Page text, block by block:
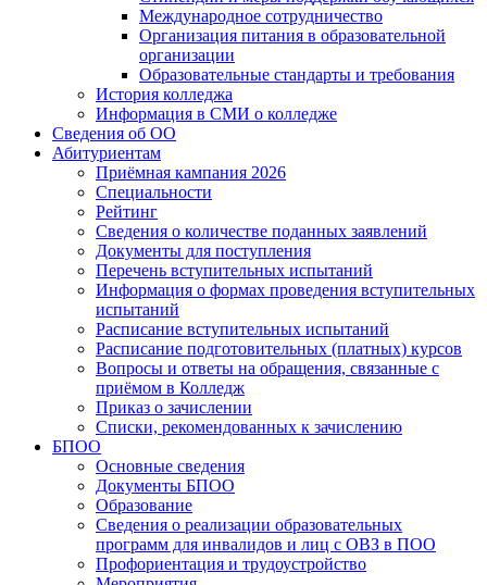
Международное сотрудничество
Организация питания в образовательной
организации
Образовательные стандарты и требования
История колледжа
Информация в СМИ о колледже
Сведения об ОО
Абитуриентам
Приёмная кампания 2026
Специальности
Рейтинг
Сведения о количестве поданных заявлений
Документы для поступления
Перечень вступительных испытаний
Информация о формах проведения вступительных
испытаний
Расписание вступительных испытаний
Расписание подготовительных (платных) курсов
Вопросы и ответы на обращения, связанные с
приёмом в Колледж
Приказ о зачислении
Списки, рекомендованных к зачислению
БПОО
Основные сведения
Документы БПОО
Образование
Сведения о реализации образовательных
программ для инвалидов и лиц с ОВЗ в ПОО
Профориентация и трудоустройство